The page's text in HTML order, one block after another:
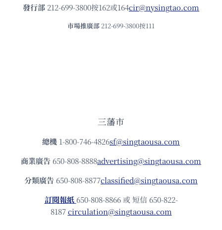
發⾏部 212-699-3800按162或164cir@nysingtao.com
市場推廣部 212-699-3800按111
三藩市
總機 1-800-746-4826sf@singtaousa.com
商業廣告 650-808-8888advertising@singtaousa.com
分類廣告 650-808-8877classified@singtaousa.com
訂閱報紙 650-808-8866 或 短信 650-822-
8187circulation@singtaousa.com